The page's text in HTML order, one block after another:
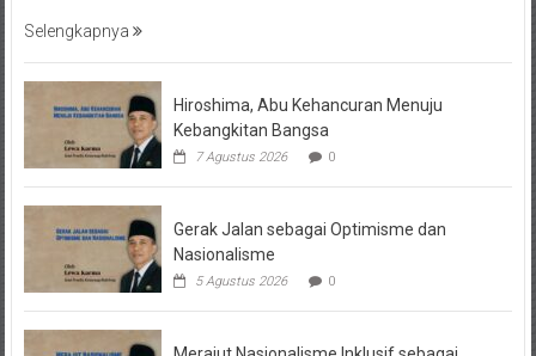
Selengkapnya
Hiroshima, Abu Kehancuran Menuju
Kebangkitan Bangsa
7 Agustus 2026 0
Gerak Jalan sebagai Optimisme dan
Nasionalisme
5 Agustus 2026 0